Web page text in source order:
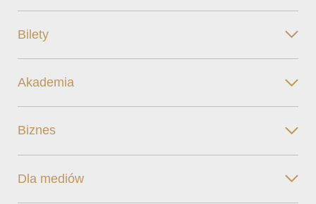
Bilety
Akademia
Biznes
Dla mediów